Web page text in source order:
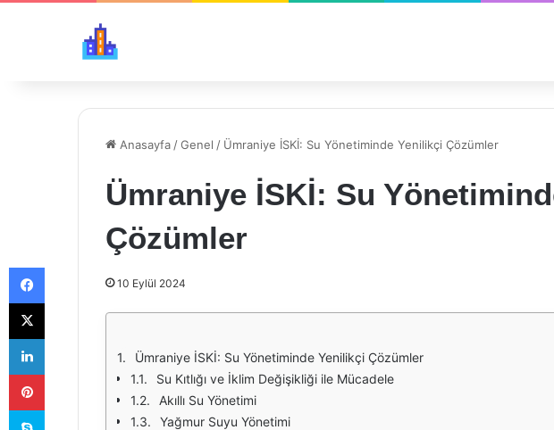
Anasayfa /Genel / Ümraniye İSKİ: Su Yönetiminde Yenilikçi Çözümler
Ümraniye İSKİ: Su
Çözümler
10 Eylül 2024
Ümraniye İSKİ: Su Yönetiminde Yenilikçi Çözümler
Su Kıtlığı ve İklim Değişikliği ile Mücadele
Akıllı Su Yönetimi
Yağmur Suyu Yönetimi
Facebook
X
LinkedIn
Pinterest
Skype